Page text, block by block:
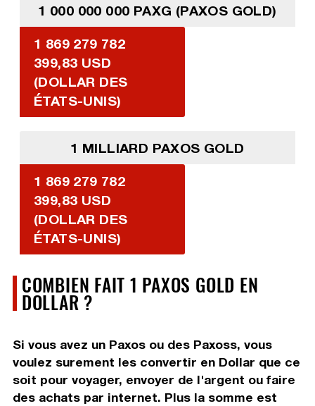
1 000 000 000 PAXG (PAXOS GOLD)
1 869 279 782
399,83 USD
(DOLLAR DES
ÉTATS-UNIS)
1 MILLIARD PAXOS GOLD
1 869 279 782
399,83 USD
(DOLLAR DES
ÉTATS-UNIS)
COMBIEN FAIT 1 PAXOS GOLD EN
DOLLAR ?
Si vous avez un Paxos ou des Paxoss, vous
voulez surement les convertir en Dollar que ce
soit pour voyager, envoyer de l'argent ou faire
des achats par internet. Plus la somme est